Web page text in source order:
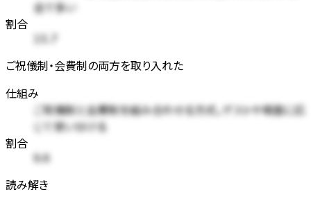
会で多い
割合
ご祝儀制・会費制の両方を取り入れた
仕組み
ご祝儀制と会費制を組み合わせる方式。ゲストや場面に応
じて使い分ける
割合
9.6
読み解き